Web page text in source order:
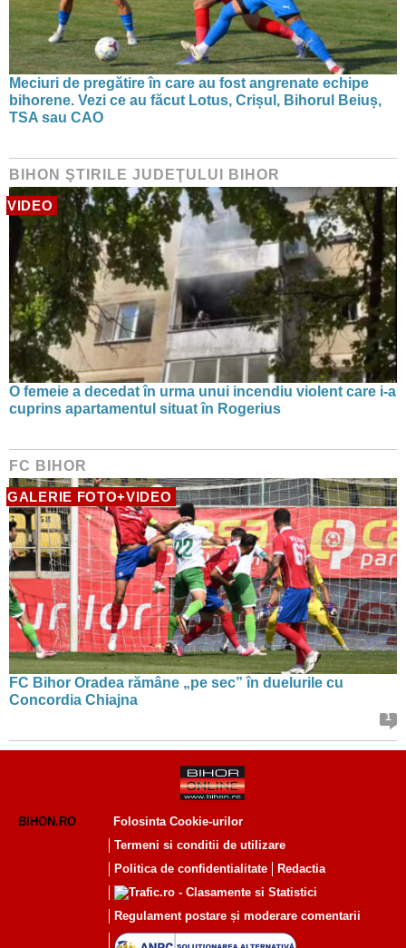
Meciuri de pregătire în care au fost angrenate echipe
bihorene. Vezi ce au făcut Lotus, Crișul, Bihorul Beiuș,
TSA sau CAO
BIHON ŞTIRILE JUDEŢULUI BIHOR
VIDEO
O femeie a decedat în urma unui incendiu violent care i-a
cuprins apartamentul situat în Rogerius
FC BIHOR
GALERIE FOTO+VIDEO
FC Bihor Oradea rămâne „pe sec” în duelurile cu
Concordia Chiajna
1
BIHON.RO
Folosinta Cookie-urilor
Termeni si conditii de utilizare
Politica de confidentialitate
Redactia
Regulament postare și moderare comentarii